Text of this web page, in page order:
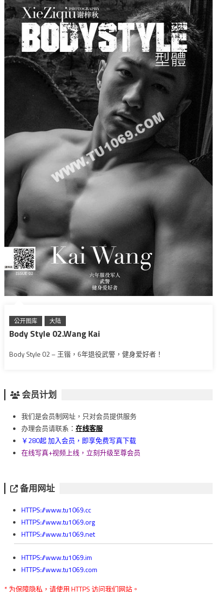
公开图库 大陆
Body Style 02.Wang Kai
Body Style 02 – 王锴，6年退役武警，健身爱好者！
会员计划
我们是会员制网址，只对会员提供服务
办理会员请联系： 在线客服
￥280起 加入会员，即享免费写真下载
在线写真+视频上线，立刻升级至尊会员
备用网址
HTTPS://www.tu1069.cc
HTTPS://www.tu1069.org
HTTPS://www.tu1069.net
HTTPS://www.tu1069.im
HTTPS://www.tu1069.com
* 为保障隐私，请使用 HTTPS 访问我们网站。